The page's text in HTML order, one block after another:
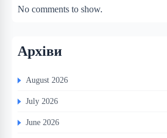
No comments to show.
Архіви
August 2026
July 2026
June 2026